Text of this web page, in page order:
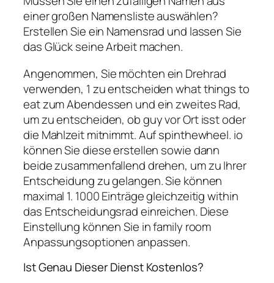
einer großen Namensliste auswählen?
Erstellen Sie ein Namensrad und lassen Sie
das Glück seine Arbeit machen.
Angenommen, Sie möchten ein Drehrad
verwenden, 1 zu entscheiden what things to
eat zum Abendessen und ein zweites Rad,
um zu entscheiden, ob guy vor Ort isst oder
die Mahlzeit mitnimmt. Auf spinthewheel. io
können Sie diese erstellen sowie dann
beide zusammenfallend drehen, um zu Ihrer
Entscheidung zu gelangen. Sie können
maximal 1. 1000 Einträge gleichzeitig within
das Entscheidungsrad einreichen. Diese
Einstellung können Sie in family room
Anpassungsoptionen anpassen.
Ist Genau Dieser Dienst Kostenlos?